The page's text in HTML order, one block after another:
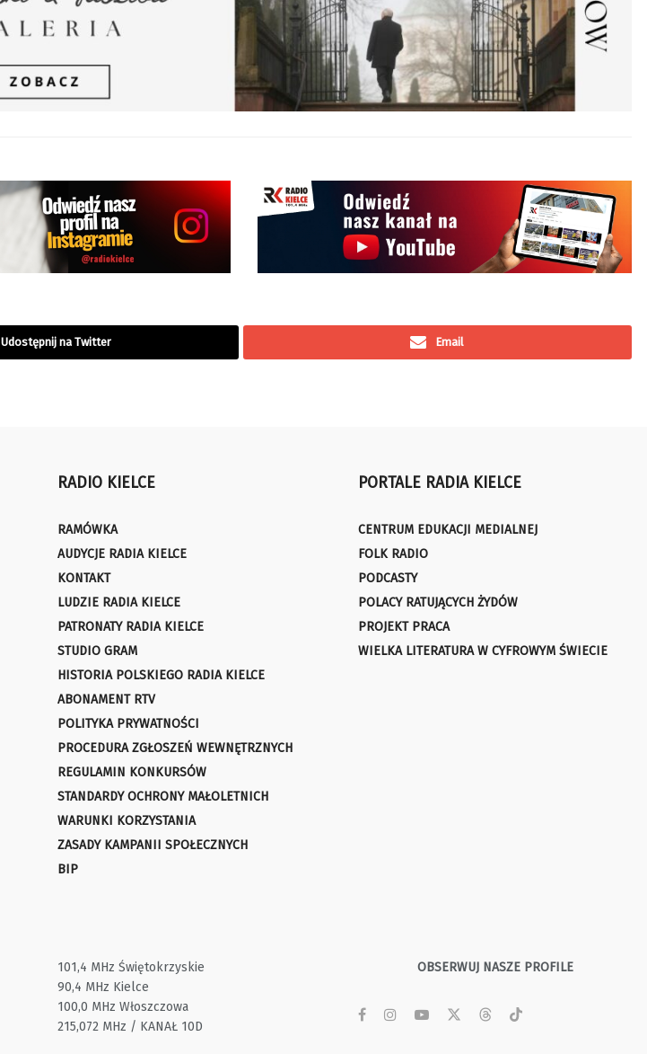
Udostępnij na Twitter Email
RADIO KIELCE
RAMÓWKA
AUDYCJE RADIA KIELCE
KONTAKT
LUDZIE RADIA KIELCE
PATRONATY RADIA KIELCE
STUDIO GRAM
HISTORIA POLSKIEGO RADIA KIELCE
ABONAMENT RTV
POLITYKA PRYWATNOŚCI
PROCEDURA ZGŁOSZEŃ WEWNĘTRZNYCH
REGULAMIN KONKURSÓW
STANDARDY OCHRONY MAŁOLETNICH
WARUNKI KORZYSTANIA
ZASADY KAMPANII SPOŁECZNYCH
BIP
PORTALE RADIA KIELCE
CENTRUM EDUKACJI MEDIALNEJ
FOLK RADIO
PODCASTY
POLACY RATUJĄCYCH ŻYDÓW
PROJEKT PRACA
WIELKA LITERATURA W CYFROWYM ŚWIECIE
101,4 MHz Świętokrzyskie
90,4 MHz Kielce
100,0 MHz Włoszczowa
215,072 MHz / KANAŁ 10D
OBSERWUJ NASZE PROFILE